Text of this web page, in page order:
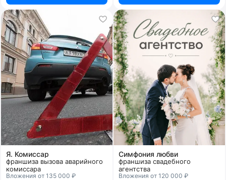
Я. Комиссар
франшиза вызова аварийного
комиссара
Вложения от 135 000 ₽
Симфония любви
франшиза свадебного
агентства
Вложения от 120 000 ₽